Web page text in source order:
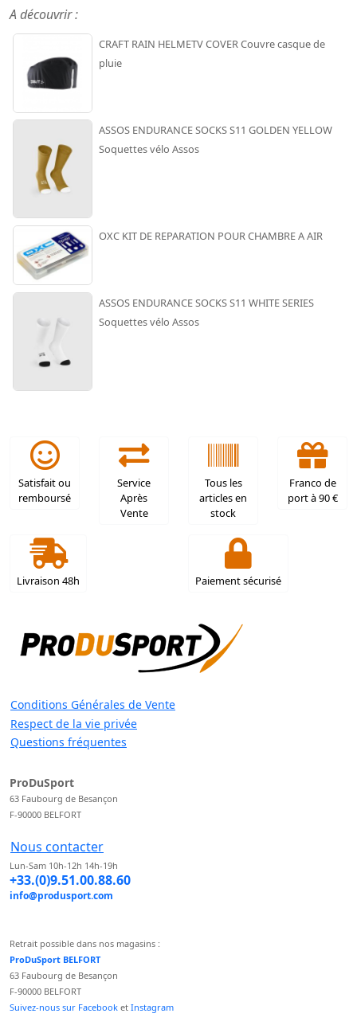
A découvrir :
CRAFT RAIN HELMETV COVER Couvre casque de
pluie
ASSOS ENDURANCE SOCKS S11 GOLDEN YELLOW
Soquettes vélo Assos
OXC KIT DE REPARATION POUR CHAMBRE A AIR
ASSOS ENDURANCE SOCKS S11 WHITE SERIES
Soquettes vélo Assos
Satisfait ou
remboursé
Service
Après
Vente
Tous les
articles en
stock
Franco de
port à 90 €
Livraison 48h Paiement sécurisé
Conditions Générales de Vente
Respect de la vie privée
Questions fréquentes
ProDuSport
63 Faubourg de Besançon
F-90000 BELFORT
Nous contacter
Lun-Sam 10h-12h 14h-19h
+33.(0)9.51.00.88.60
info@produsport.com
Retrait possible dans nos magasins :
ProDuSport BELFORT
63 Faubourg de Besançon
F-90000 BELFORT
Suivez-nous sur Facebook et Instagram